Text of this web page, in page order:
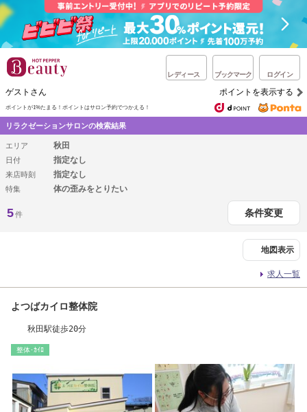
レディース ブックマーク ログイン
ゲストさん ポイントを表示する
ポイントが1%たまる！ ポイントはサロン予約でつかえる！
リラクゼーションサロンの検索結果
エリア 秋田
日付 指定なし
来店時刻 指定なし
特集 体の歪みをとりたい
5件 条件変更
地図表示
求人一覧
よつばカイロ整体院
秋田駅徒歩20分
整体･ｶｲﾛ